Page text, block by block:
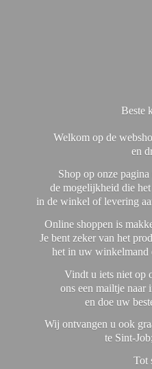
Beste
Welkom op de
en
Shop op onze
de mogelijkheid die
in de winkel of levering
Online shoppen is
Je bent zeker van het
het in uw winkelmand
Vindt u iets niet op
ons een mailtje naar
en doe uw
Wij ontvangen u ook
te Sint-
Tot